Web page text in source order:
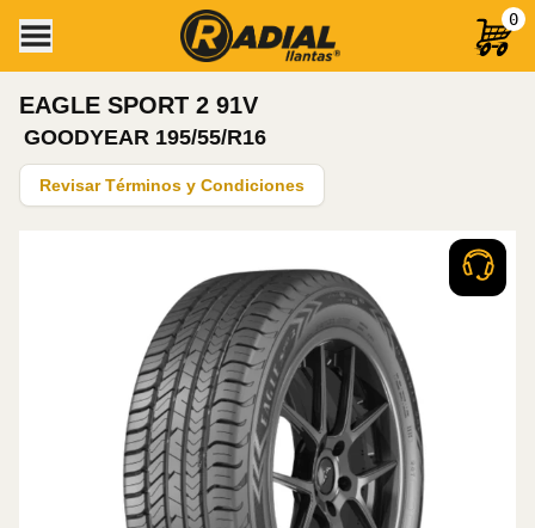
0
EAGLE SPORT 2 91V
GOODYEAR 195/55/R16
Revisar Términos y Condiciones